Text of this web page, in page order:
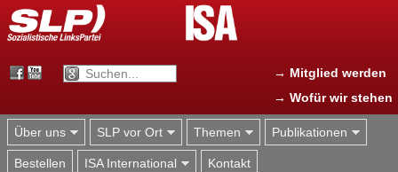
Jump to navigation
→ Mitglied werden
→ Wofür wir stehen
Über uns SLP vor Ort Themen Publikationen
Bestellen ISA International Kontakt